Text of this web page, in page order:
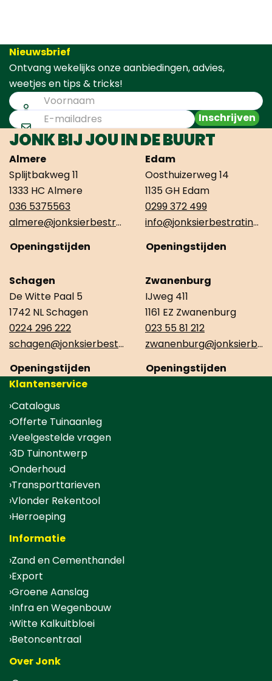
Nieuwsbrief
Ontvang wekelijks onze aanbiedingen, advies,
weetjes en tips & tricks!
Inschrijven
JONK BIJ JOU IN DE BUURT
Almere
Splijtbakweg 11
1333 HC Almere
036 5375563
almere@jonksierbestrating.nl
Openingstijden
Edam
Oosthuizerweg 14
1135 GH Edam
0299 372 499
info@jonksierbestrating.nl
Openingstijden
Schagen
De Witte Paal 5
1742 NL Schagen
0224 296 222
schagen@jonksierbestrating.nl
Openingstijden
Zwanenburg
IJweg 411
1161 EZ Zwanenburg
023 55 81 212
zwanenburg@jonksierbestrating.nl
Openingstijden
Klantenservice
Catalogus
Offerte Tuinaanleg
Veelgestelde vragen
3D Tuinontwerp
Onderhoud
Transporttarieven
Vlonder Rekentool
Herroeping
Informatie
Zand en Cementhandel
Export
Groene Aanslag
Infra en Wegenbouw
Witte Kalkuitbloei
Betoncentraal
Over Jonk